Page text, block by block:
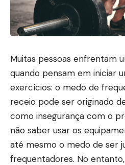
Muitas pessoas enfrentam
quando pensam em iniciar
exercícios: o medo de
receio pode ser originado
como insegurança com o
não saber usar os
até mesmo o medo de ser
frequentadores. No